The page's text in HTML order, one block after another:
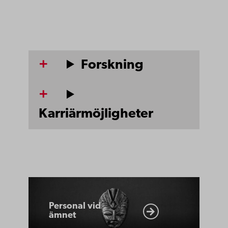
Forskning
Karriärmöjligheter
Personal vid
ämnet
ämnet